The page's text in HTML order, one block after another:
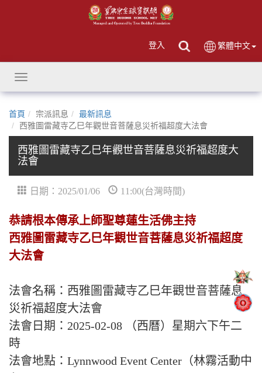
登入 繁體中文
Toggle
navigation
首頁 宗派訊息
最新訊息
西雅圖雷藏寺乙巳年觀世音菩薩息災祈福超度大法會
西雅圖雷藏寺乙巳年觀世音菩薩息災祈福超度大
法會
日期：2025/01/06 11:00(台灣時間)
恭請根本傳承上師聖尊蓮生活佛主持
西雅圖雷藏寺乙巳年觀世音菩薩息災祈福超度
大法會
法會名稱：西雅圖雷藏寺乙巳年觀世音菩薩息
災祈福超度大法會
法會日期：2025-02-08 （西曆）星期六下午二
時
法會地點：Lynnwood Event Center（林霧活動中